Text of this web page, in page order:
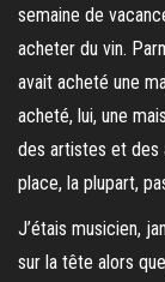
semaine de
acheter du vin.
avait acheté une
acheté, lui, une
des artistes et des
place, la plupart,
J’étais musicien,
sur la tête alors